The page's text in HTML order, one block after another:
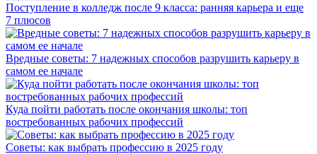
Поступление в колледж после 9 класса: ранняя карьера и еще
7 плюсов
Вредные советы: 7 надежных способов разрушить карьеру в
самом ее начале
Куда пойти работать после окончания школы: топ
востребованных рабочих профессий
Советы: как выбрать профессию в 2025 году